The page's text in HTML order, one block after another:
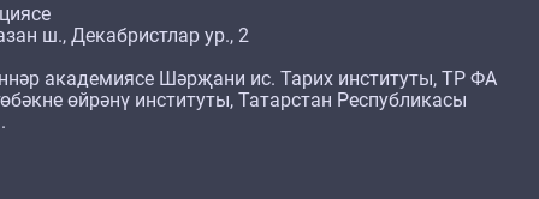
ш., Декабристлар ур., 2
академиясе Шәрҗани ис. Тарих институты, ТР ФА
өйрәнү институты, Татарстан Республикасы